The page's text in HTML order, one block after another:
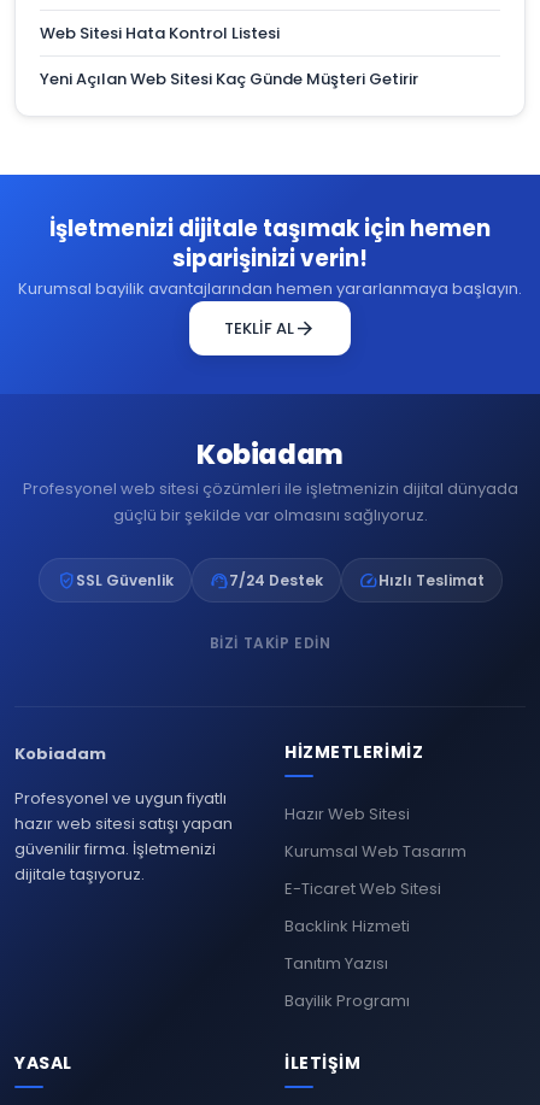
Web Sitesi Hata Kontrol Listesi
Yeni Açılan Web Sitesi Kaç Günde Müşteri Getirir
İşletmenizi dijitale taşımak için hemen
siparişinizi verin!
Kurumsal bayilik avantajlarından hemen yararlanmaya başlayın.
TEKLİF ALarrow_forward
Kobiadam
Profesyonel web sitesi çözümleri ile işletmenizin dijital dünyada
güçlü bir şekilde var olmasını sağlıyoruz.
verified_userSSL Güvenlik support_agent7/24 Destek speedHızlı Teslimat
BIZI TAKIP EDIN
Kobiadam
Profesyonel ve uygun fiyatlı
hazır web sitesi satışı yapan
güvenilir firma. İşletmenizi
dijitale taşıyoruz.
HIZMETLERIMIZ
Hazır Web Sitesi
Kurumsal Web Tasarım
E-Ticaret Web Sitesi
Backlink Hizmeti
Tanıtım Yazısı
Bayilik Programı
YASAL İLETIŞIM